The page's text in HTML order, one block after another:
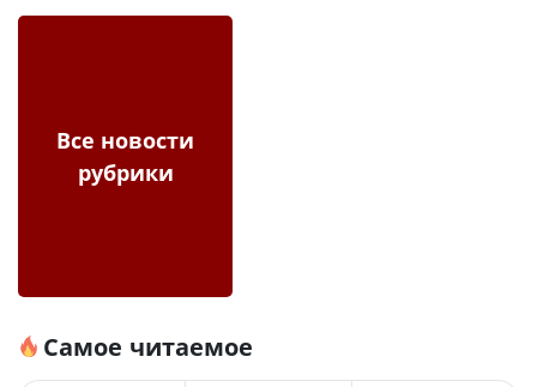
Все новости
рубрики
Самое читаемое